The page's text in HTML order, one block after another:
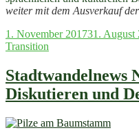
+
blüht
und
weiter mit dem Ausverkauf
Veröffentlicht
am
1. November 201731. August
Transition
Stadtwandelnews
Diskutieren und